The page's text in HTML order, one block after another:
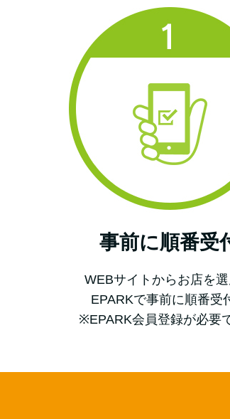
事前に順番受
WEBサイトからお店を
EPARKで事前に順番受
※EPARK会員登録が必要